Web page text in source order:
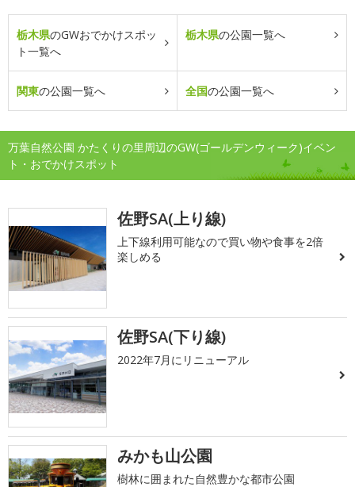
栃木県のGWおでかけスポッ
ト一覧へ
栃木県の公園一覧へ
関東の公園一覧へ 全国の公園一覧へ
万葉自然公園 かたくりの里周辺のGW(ゴールデンウィーク)イベン
ト・おでかけスポット
佐野SA(上り線)
上下線利用可能なので買い物や食事を2倍
楽しめる
佐野SA(下り線)
2022年7月にリニューアル
みかも山公園
樹林に囲まれた自然豊かな都市公園